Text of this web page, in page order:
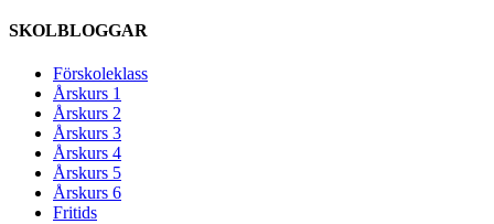
SKOLBLOGGAR
Förskoleklass
Årskurs 1
Årskurs 2
Årskurs 3
Årskurs 4
Årskurs 5
Årskurs 6
Fritids